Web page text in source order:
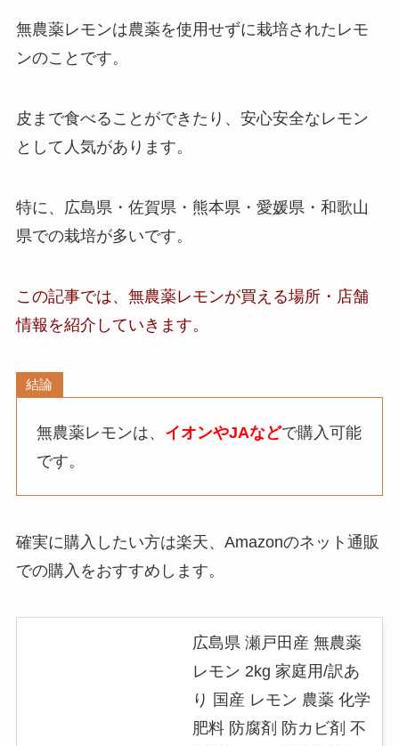
無農薬レモンは農薬を使用せずに栽培されたレモ
ンのこと です。
皮まで食べることができたり、安心安全なレモン
として人気があります。
特に、広島県・佐賀県・熊本県・愛媛県・和歌山
県での栽培が多いです。
この記事では、 無農薬レモンが買える場所・店舗
情報 を紹介していきます。
結論
無農薬レモンは、 イオンやJAなどで購入可能
です。
確実に購入したい方は楽天、Amazonのネット通販
での購入をおすすめします。
広島県 瀬戸田産 無農薬
レモン 2kg 家庭用/訳あ
り 国産 レモン 農薬 化学
肥料 防腐剤 防カビ剤 不